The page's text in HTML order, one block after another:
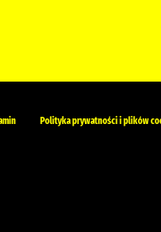
Polityka prywatności i plików